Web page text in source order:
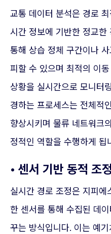
교통 데이터 분석은 경로
시간 정보에 기반한 정교한
통해 상습 정체 구간이나
피할 수 있으며 최적의 이
상황을 실시간으로 모니터
경하는 프로세스는 전체적
향상시키며 물류 네트워크
정적인 역할을 수행하게 됩
• 센서 기반 동적 조정
실시간 경로 조정은 지피
한 센서를 통해 수집된 데
꾸는 방식입니다. 이는 예